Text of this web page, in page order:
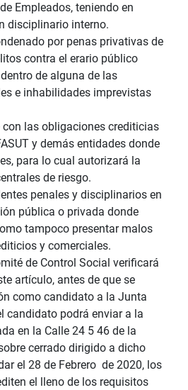
Empleados, teniendo en
disciplinario interno.
por penas privativas de
contra el erario público
de alguna de las
e inhabilidades imprevistas
con las obligaciones crediticias
y demás entidades donde
para lo cual autorizará la
de riesgo.
penales y disciplinarios en
pública o privada donde
tampoco presentar malos
y comerciales.
de Control Social verificará
artículo, antes de que se
como candidato a la Junta
candidato podrá enviar a la
en la Calle 24 5 46 de la
cerrado dirigido a dicho
el 28 de Febrero de 2020, los
el lleno de los requisitos